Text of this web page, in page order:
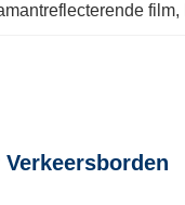
film,